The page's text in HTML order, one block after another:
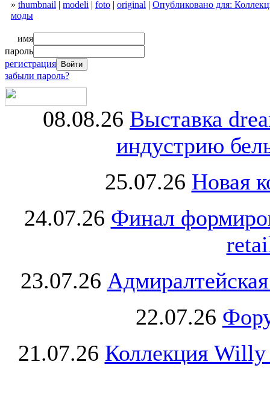
» thumbnail | modeli | foto | original | Опубликовано для:
моды
имя
пароль
регистрация
забыли пароль?
08.08.26 Выставка
индустрию
25.07.26 Новая
24.07.26 Финал
23.07.26
22.07.26
21.07.26 Коллекция Willy